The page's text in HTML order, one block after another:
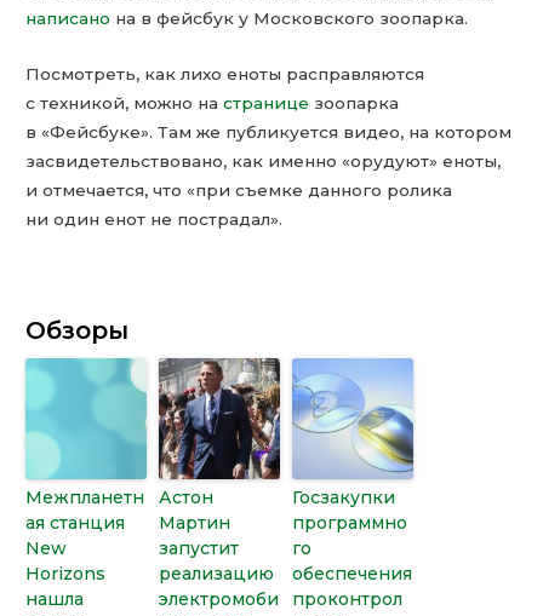
написано на в фейсбук у Московского зоопарка.
Посмотреть, как лихо еноты расправляются
с техникой, можно настранице зоопарка
в «Фейсбуке». Там же публикуется видео, на котором
засвидетельствовано, как именно «орудуют» еноты,
и отмечается, что «при съемке данного ролика
ни один енот не пострадал».
Обзоры
Межпланетн
ая станция
New
Horizons
нашла
Астон
Мартин
запустит
реализацию
электромоби
Госзакупки
программно
го
обеспечения
проконтрол